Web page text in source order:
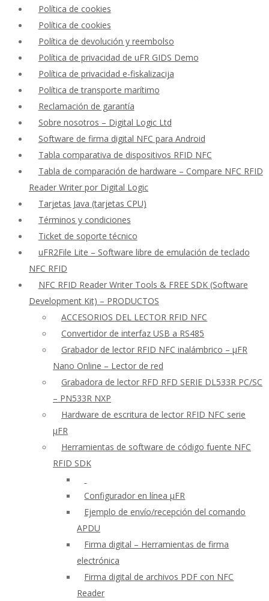
Política de cookies
Política de cookies
Política de devolución y reembolso
Política de privacidad de uFR GIDS Demo
Política de privacidad e-fiskalizacija
Política de transporte marítimo
Reclamación de garantía
Sobre nosotros – Digital Logic Ltd
Software de firma digital NFC para Android
Tabla comparativa de dispositivos RFID NFC
Tabla de comparación de hardware – Compare NFC RFID
Reader Writer por Digital Logic
Tarjetas Java (tarjetas CPU)
Términos y condiciones
Ticket de soporte técnico
uFR2File Lite – Software libre de emulación de teclado
NFC RFID
NFC RFID Reader Writer Tools & FREE SDK (Software
Development Kit) – PRODUCTOS
ACCESORIOS DEL LECTOR RFID NFC
Convertidor de interfaz USB a RS485
Grabador de lector RFID NFC inalámbrico – μFR
Nano Online – Lector de red
Grabadora de lector RFD RFD SERIE DL533R PC/SC
– PN533R NXP
Hardware de escritura de lector RFID NFC serie
μFR
Herramientas de software de código fuente NFC
RFID SDK
Configurador en línea μFR
Ejemplo de envío/recepción del comando
APDU
Firma digital – Herramientas de firma
electrónica
Firma digital de archivos PDF con NFC
Reader